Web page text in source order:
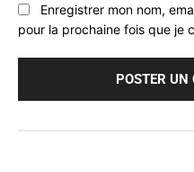
Enregistrer mon nom,
pour la prochaine fois que je